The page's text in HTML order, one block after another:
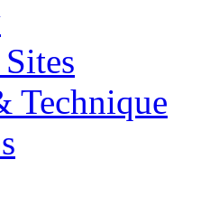
Technique